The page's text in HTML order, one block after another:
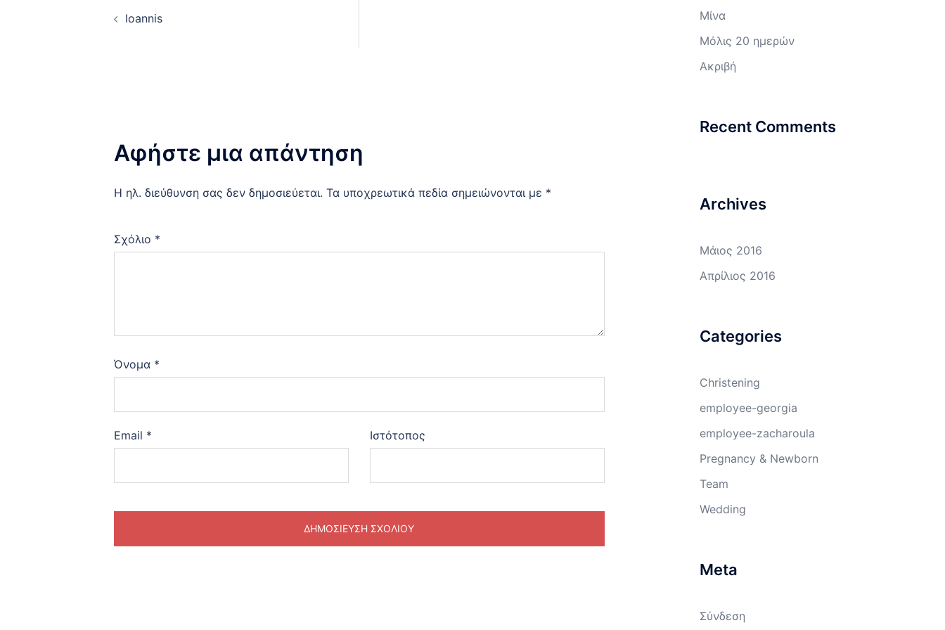
navigation
Ioannis
Αφήστε μια απάντηση
Η ηλ. διεύθυνση σας δεν δημοσιεύεται. Τα υποχρεωτικά πεδία σημειώνονται με *
Σχόλιο *
Όνομα *
Email * Ιστότοπος
Μίνα
Μόλις 20 ημερών
Ακριβή
Recent Comments
Archives
Μάιος 2016
Απρίλιος 2016
Categories
Christening
employee-georgia
employee-zacharoula
Pregnancy & Newborn
Team
Wedding
Meta
Σύνδεση